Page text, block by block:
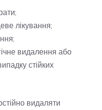
лікування;
видалення або
стійких
видаляти